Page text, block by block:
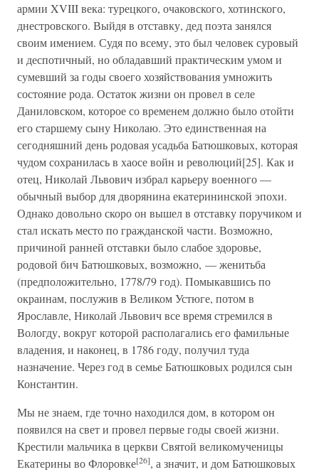
армии XVIII века: турецкого, очаковского, хотинского,
днестровского. Выйдя в отставку, дед поэта занялся
своим имением. Судя по всему, это был человек суровый
и деспотичный, но обладавший практическим умом и
сумевший за годы своего хозяйствования умножить
состояние рода. Остаток жизни он провел в селе
Даниловском, которое со временем должно было отойти
его старшему сыну Николаю. Это единственная на
сегодняшний день родовая усадьба Батюшковых, которая
чудом сохранилась в хаосе войн и революций[25]. Как и
отец, Николай Львович избрал карьеру военного —
обычный выбор для дворянина екатерининской эпохи.
Однако довольно скоро он вышел в отставку поручиком и
стал искать место по гражданской части. Возможно,
причиной ранней отставки было слабое здоровье,
родовой бич Батюшковых, возможно, — женитьба
(предположительно, 1778/79 год). Помыкавшись по
окраинам, послужив в Великом Устюге, потом в
Ярославле, Николай Львович все время стремился в
Вологду, вокруг которой располагались его фамильные
владения, и наконец, в 1786 году, получил туда
назначение. Через год в семье Батюшковых родился сын
Константин.
Мы не знаем, где точно находился дом, в котором он
появился на свет и провел первые годы своей жизни.
Крестили мальчика в церкви Святой великомученицы
Екатерины во Флоровке[26], а значит, и дом Батюшковых